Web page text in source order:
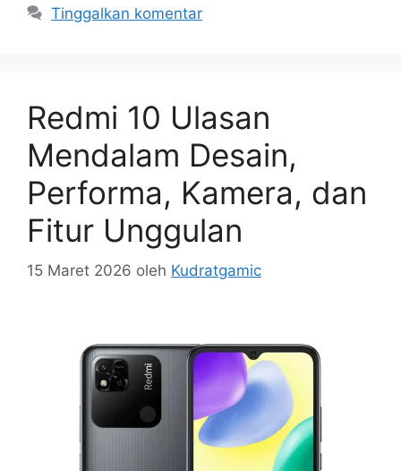
Tinggalkan komentar
Redmi 10 Ulasan
Mendalam Desain,
Performa, Kamera, dan
Fitur Unggulan
15 Maret 2026 oleh Kudratgamic